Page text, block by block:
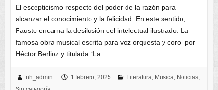
El escepticismo respecto del poder de la razón para
alcanzar el conocimiento y la felicidad. En este sentido,
Fausto encarna la desilusión del intelectual ilustrado. La
famosa obra musical escrita para voz orquesta y coro, por
Héctor Berlioz y titulada “La…
nh_admin 1 febrero, 2025 Literatura, Música, Noticias,